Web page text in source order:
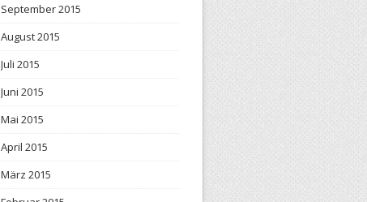
September 2015
August 2015
Juli 2015
Juni 2015
Mai 2015
April 2015
März 2015